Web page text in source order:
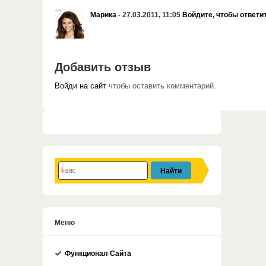
Марика - 27.03.2011, 11:05 Войдите, чтобы
Добавить отзыв
Войди на сайт чтобы оставить комментарий.
Меню
Функционал Сайта